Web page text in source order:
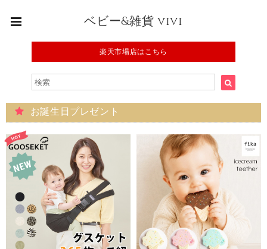
ベビー&雑貨 vivi
楽天市場店はこちら
お誕生日プレゼント